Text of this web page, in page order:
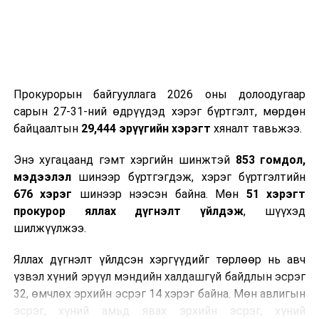
Наймдугаар сарын 7-нд баруун болон төвийн
аймгуудын нутгийн хойд хэсгээр, 8-нд баруун
аймгуудын нутгийн хойд хэсэг, төвийн
аймгуудын нутгийн зүүн, говийн аймгуудын
нутгийн хойд, зүүн аймгуудын нутгийн баруун
хэсэг, төвийн аймгуудын ихэнх нутгаар, 10-нд
төв, зүүн, говийн аймгуудын ихэнх нутгаар
бороо, дуу цахилгаантай аадар бороо орно. Салхи
Алтайн салбар уулс, Арц-Богдын өвөр
хоолойгоор, 10-нд говь, талын нутгаар секундэд
14-16 метр, нутгийн зарим газраар борооны
өмнө түр зуур ширүүснэ. Ихэнх нутгаар халж,
Прокурорын байгууллага 2026 оны долоодугаар
сарын 27-31-ний өдрүүдэд хэрэг бүртгэлт, мөрдөн
байцаалтын 29,444 эрүүгийн хэрэгт хяналт тавьжээ.
Энэ хугацаанд гэмт хэргийн шинжтэй 853 гомдол,
мэдээлэлшинээр бүртгэгдэж, хэрэг бүртгэлтийн
676 хэрэг шинээр нээсэн байна. Мөн 51 хэрэгт
прокурор яллах дүгнэлт үйлдэж, шүүхэд
шилжүүлжээ.
Яллах дүгнэлт үйлдсэн хэргүүдийг төрлөөр нь авч
үзвэл хүний эрүүл мэндийн халдашгүй байдлын эсрэг
32, өмчлөх эрхийн эсрэг 14 хэрэг байна. Мөн авлигын
эсрэг, хүний амьд явах эрхийн эсрэг, хүний